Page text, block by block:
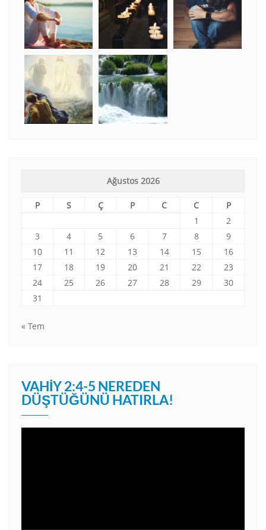
Ağustos 2026
P S Ç P C C
P
1
2
3
4 5 6 7 8
9
10
11 12 13 14 15
16
17
18 19 20 21 22
23
24
25 26 27 28 29
30
31
« Tem
VAHIY 2:4-5 NEREDEN
DÜŞTÜĞÜNÜ HATIRLA!